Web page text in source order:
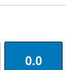
0.0